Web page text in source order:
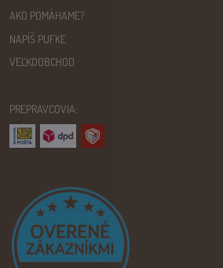
AKO POMÁHAME?
NAPÍŠ PUFKE
VEĽKOOBCHOD
PREPRAVCOVIA: